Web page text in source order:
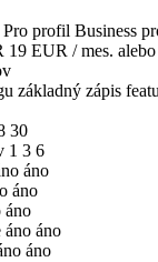
Pro profil Business
19 EUR / mes.
základný zápis
30
1 3 6
áno
áno
áno
áno áno
áno